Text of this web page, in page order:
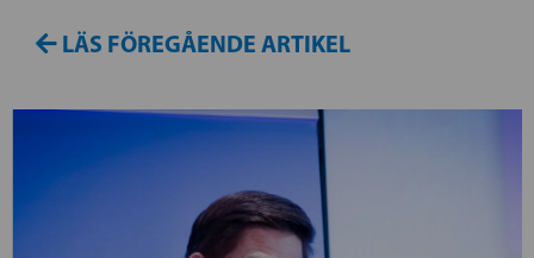
LÄS FÖREGÅENDE ARTIKEL